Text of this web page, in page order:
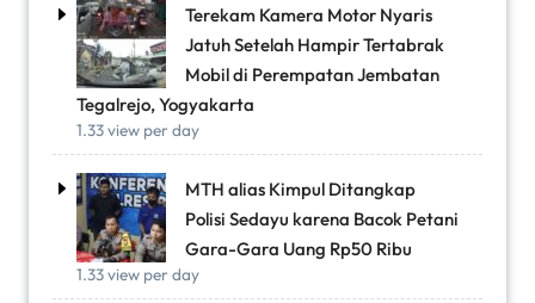
Terekam Kamera Motor Nyaris
Jatuh Setelah Hampir Tertabrak
Mobil di Perempatan Jembatan
Tegalrejo, Yogyakarta
1.33 view per day
MTH alias Kimpul Ditangkap
Polisi Sedayu karena Bacok Petani
Gara-Gara Uang Rp50 Ribu
1.33 view per day